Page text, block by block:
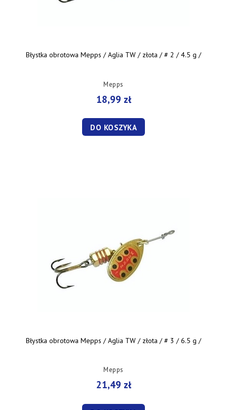
Błystka obrotowa Mepps / Aglia TW / złota / # 2 / 4.5 g /
Mepps
18,99 zł
DO KOSZYKA
Błystka obrotowa Mepps / Aglia TW / złota / # 3 / 6.5 g /
Mepps
21,49 zł